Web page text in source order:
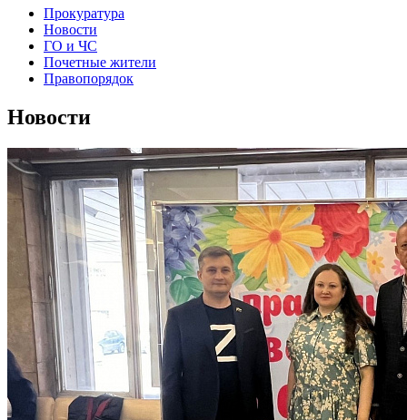
Прокуратура
Новости
ГО и ЧС
Почетные жители
Правопорядок
Новости